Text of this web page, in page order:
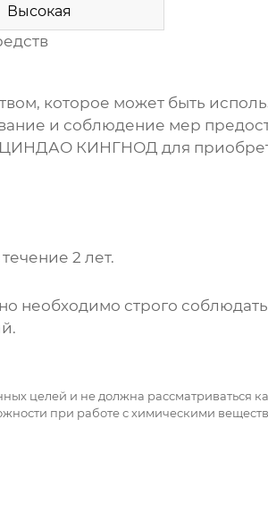
Высокая
которое может быть
и соблюдение мер
ЦИНДАО КИНГНОД для
2 лет.
необходимо строго
целей и не должна рассматриваться
при работе с химическими